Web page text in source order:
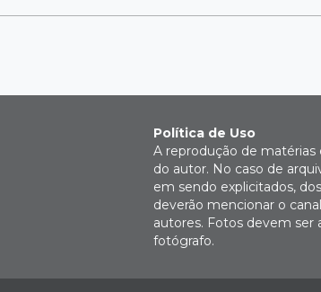
Política de Uso
A reprodução de
do autor. No caso de
em sendo explicitados,
deverão mencionar o
autores. Fotos devem ser
fotógrafo.